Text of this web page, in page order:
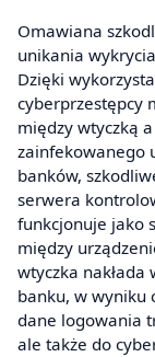
Omawiana
unikania
Dzięki
cyberprzestępcy
między wtyczką
zainfekowanego
banków,
serwera
funkcjonuje jako
między
wtyczka nakłada
banku, w wyniku
dane logowania
ale także do